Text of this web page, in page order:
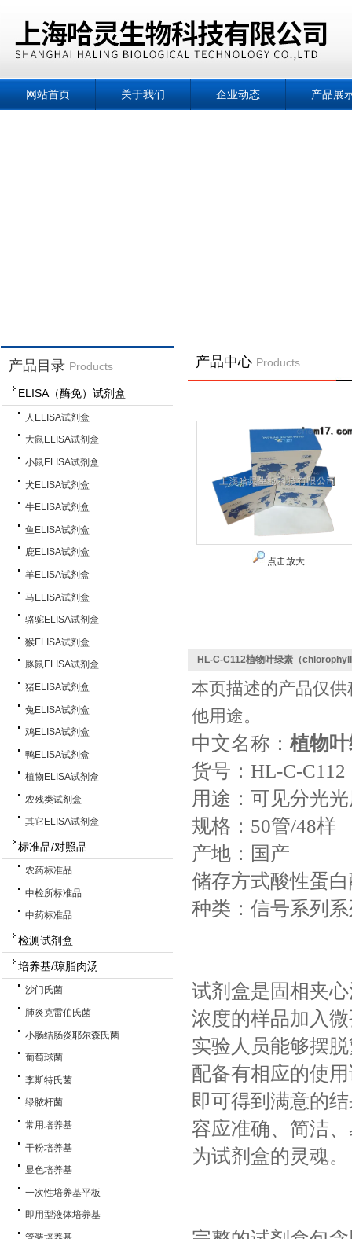
网站首页 关于我们 企业动态 产品展
产品目录 Products
ELISA（酶免）试剂盒
人ELISA试剂盒
大鼠ELISA试剂盒
小鼠ELISA试剂盒
犬ELISA试剂盒
牛ELISA试剂盒
鱼ELISA试剂盒
鹿ELISA试剂盒
羊ELISA试剂盒
马ELISA试剂盒
骆驼ELISA试剂盒
猴ELISA试剂盒
豚鼠ELISA试剂盒
猪ELISA试剂盒
兔ELISA试剂盒
鸡ELISA试剂盒
鸭ELISA试剂盒
植物ELISA试剂盒
农残类试剂盒
其它ELISA试剂盒
标准品/对照品
农药标准品
中检所标准品
中药标准品
检测试剂盒
培养基/琼脂肉汤
沙门氏菌
肺炎克雷伯氏菌
小肠结肠炎耶尔森氏菌
葡萄球菌
李斯特氏菌
绿脓杆菌
常用培养基
干粉培养基
显色培养基
一次性培养基平板
即用型液体培养基
产品中心 Products
点击放大
HL-C-C112植物叶绿素（
本页描述的产品仅
他用途。
中文名称 ： 植物
货号：HL-C-C112
用途：可见分光
规格：50管/48样
产地：国产
储存方式酸性蛋
种类：信号系列
试剂盒是固相夹
浓度的样品加入
实验人员能够摆
配备有相应的使
即可得到满意的
容应准确、简洁
为试剂盒的灵魂。